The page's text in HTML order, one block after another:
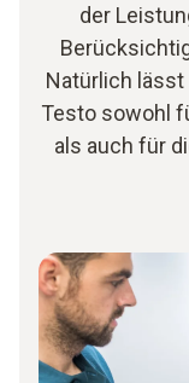
der
Natürlich
Testo sowohl
als auch für